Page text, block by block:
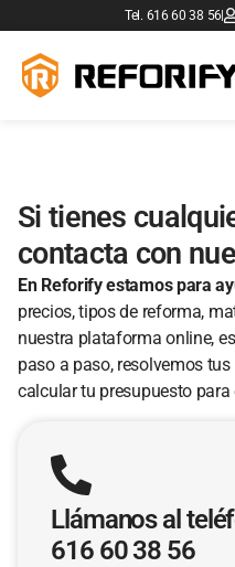
Tel. 616 60 38 56
Si tienes
contacta con
En Reforify estamos para
precios, tipos de reforma,
nuestra plataforma online,
paso a paso, resolvemos
calcular tu presupuesto
Llámanos al
616 60 38 56